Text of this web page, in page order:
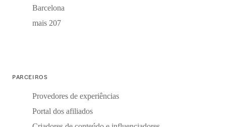
Barcelona
mais 207
PARCEIROS
Provedores de experiências
Portal dos afiliados